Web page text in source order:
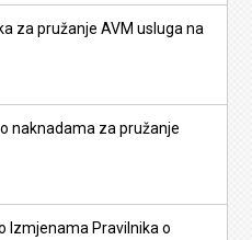
za pružanje AVM usluga na
naknadama za pružanje
Izmjenama Pravilnika o